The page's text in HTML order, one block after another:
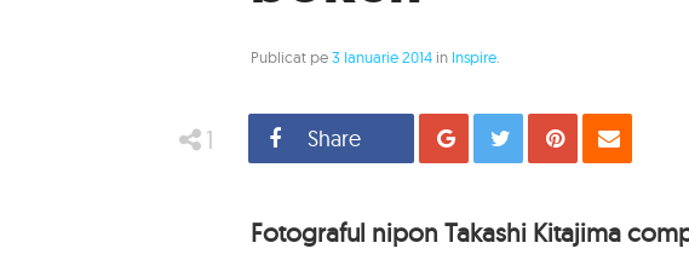
Publicat pe3 Ianuarie 2014 in Inspire
1 Share Distribuie
Tweet Pin
Fotograful nipon Takashi Kitajima